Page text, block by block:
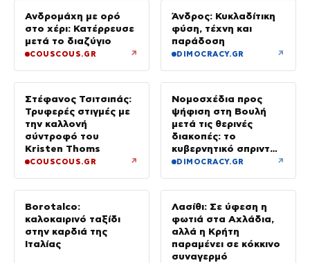
Ανδρομάχη με ορό
στο χέρι: Κατέρρευσε
μετά το διαζύγιο
COUSCOUS.GR ↗
Άνδρος: Κυκλαδίτικη
φύση, τέχνη και
παράδοση
DIMOCRACY.GR ↗
Στέφανος Τσιτσιπάς:
Τρυφερές στιγμές με
την καλλονή
σύντροφό του
Kristen Thoms
COUSCOUS.GR ↗
Νομοσχέδια προς
ψήφιση στη Βουλή
μετά τις θερινές
διακοπές: το
κυβερνητικό σπριντ
μετά τον
DIMOCRACY.GR ↗
Borotalco:
καλοκαιρινό ταξίδι
στην καρδιά της
Ιταλίας
Λασίθι: Σε ύφεση η
φωτιά στα Αχλάδια,
αλλά η Κρήτη
παραμένει σε κόκκινο
συναγερμό